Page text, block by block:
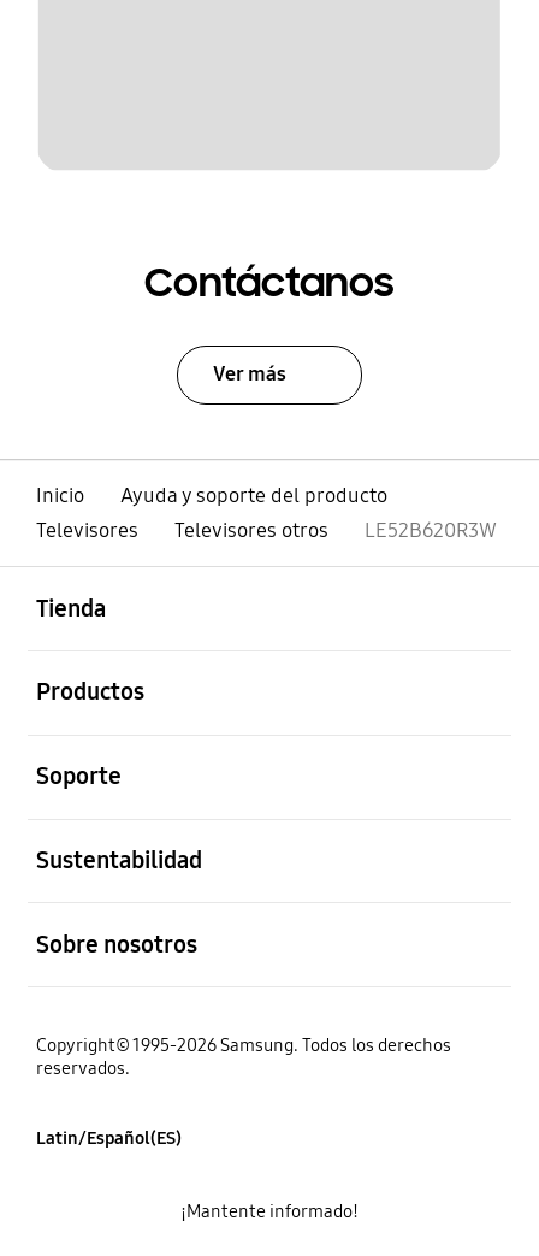
Contáctanos
Ver más
Inicio
Ayuda y soporte del producto
Televisores
Televisores otros LE52B620R3W
Tienda
Productos
Soporte
Sustentabilidad
Sobre nosotros
Copyright© 1995-2026 Samsung. Todos los derechos
reservados.
Latin/Español(ES)
¡Mantente informado!